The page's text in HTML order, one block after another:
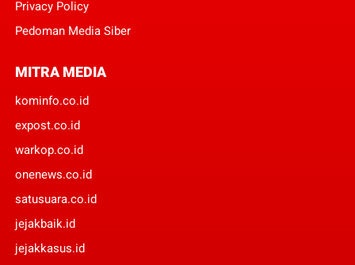
Privacy Policy
Pedoman Media Siber
MITRA MEDIA
kominfo.co.id
expost.co.id
warkop.co.id
onenews.co.id
satusuara.co.id
jejakbaik.id
jejakkasus.id